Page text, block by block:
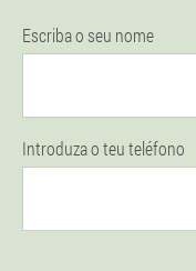
Escriba o seu nome
Introduza o teu teléfono